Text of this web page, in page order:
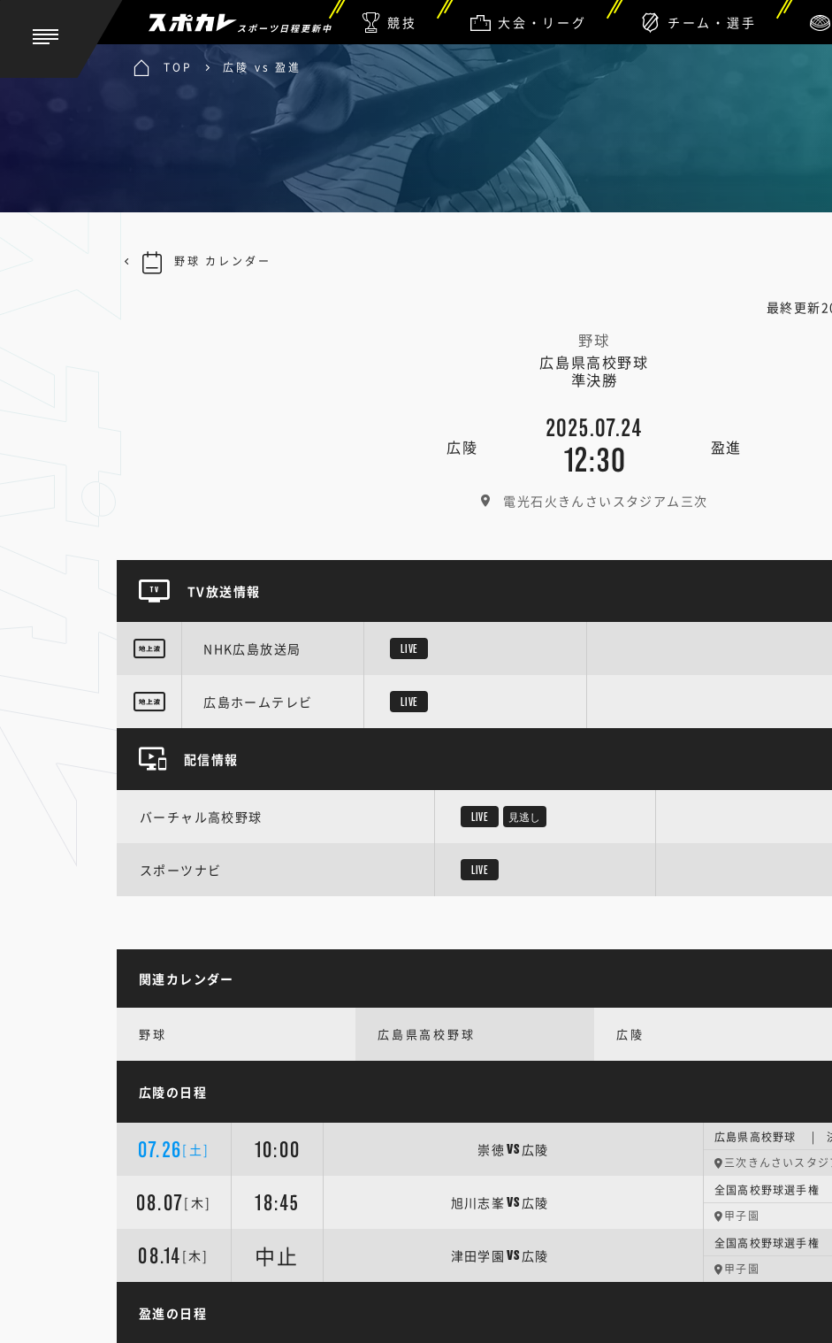
スポーツ日程更新中 競技 大会・リーグ チーム・選手
TOP 広陵 vs 盈進
最終更新
野球
広島県高校野球
準決勝
広陵
2025.07.24
12:30 盈進
電光石火きんさいスタジアム三次
野球 カレンダー
TV放送情報
NHK広島放送局 LIVE
広島ホームテレビ LIVE
配信情報
バーチャル高校野球 LIVE 見逃し
スポーツナビ LIVE
関連カレンダー
野球 広島県高校野球 広陵
広陵の日程
07.26[土] 10:00 崇徳 VS 広陵
広島県高校野球 |
三次きんさいスタジ
08.07[木] 18:45 旭川志峯VS 広陵
全国高校野球選手
甲子園
08.14 [木] 中止 津田学園 VS 広陵
全国高校野球選手
甲子園
盈進の日程